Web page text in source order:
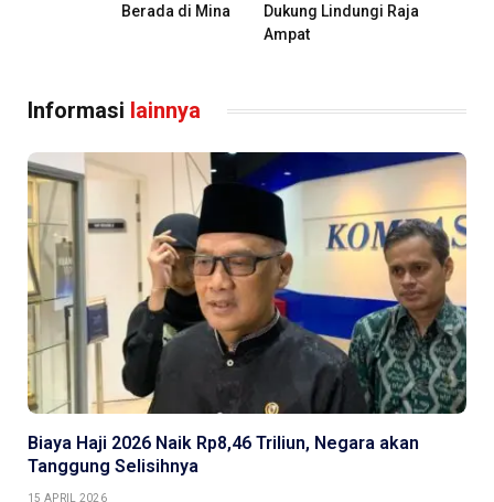
Berada di Mina
Dukung Lindungi Raja
Ampat
Informasi lainnya
Biaya Haji 2026 Naik Rp8,46 Triliun, Negara akan
Tanggung Selisihnya
15 APRIL 2026